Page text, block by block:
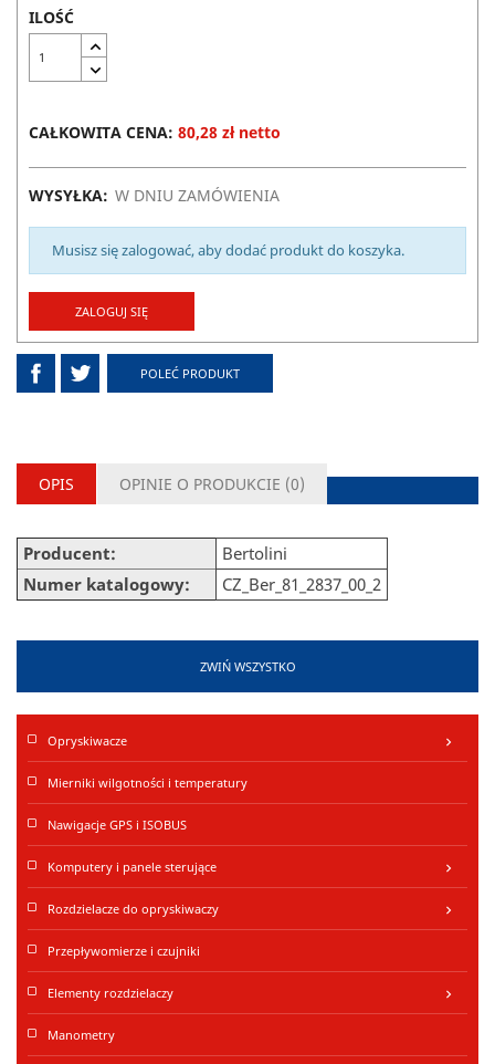
ZWIŃ WSZYSTKO
Opryskiwacze keyboard_arrow_right
Mierniki wilgotności i temperatury
Nawigacje GPS i ISOBUS
Komputery i panele sterujące keyboard_arrow_right
Rozdzielacze do opryskiwaczy keyboard_arrow_right
Przepływomierze i czujniki
Elementy rozdzielaczy keyboard_arrow_right
Manometry
ILOŚĆ
CAŁKOWITA CENA: 80,28 zł netto
WYSYŁKA: W DNIU ZAMÓWIENIA
Musisz się zalogować, aby dodać produkt do koszyka.
ZALOGUJ SIĘ
POLEĆ PRODUKT
OPIS OPINIE O PRODUKCIE (0)
Producent:
Bertolini
Numer katalogowy:
CZ_Ber_81_2837_00_2